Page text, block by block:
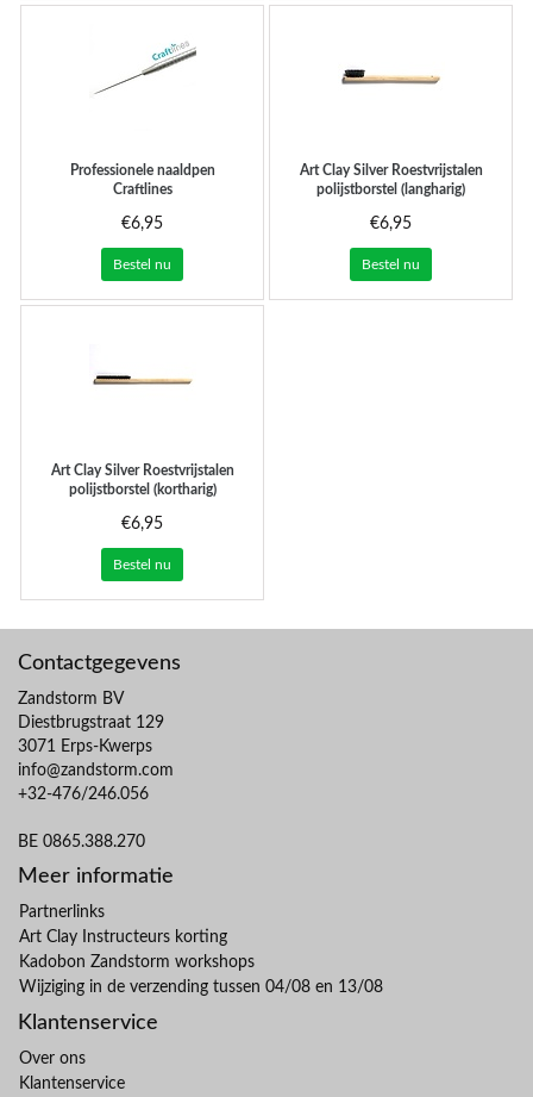
Professionele naaldpen
Craftlines
€6,95
Bestel nu
Art Clay SilverRoestvrijstalen
polijstborstel (langharig)
€6,95
Bestel nu
Art Clay SilverRoestvrijstalen
polijstborstel (kortharig)
€6,95
Bestel nu
Contactgegevens
Zandstorm BV
Diestbrugstraat 129
3071 Erps-Kwerps
info@zandstorm.com
+32-476/246.056
BE 0865.388.270
Meer informatie
Partnerlinks
Art Clay Instructeurs korting
Kadobon Zandstorm workshops
Wijziging in de verzending tussen 04/08 en 13/08
Klantenservice
Over ons
Klantenservice